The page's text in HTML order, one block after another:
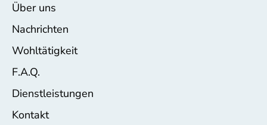
Über uns
Nachrichten
Wohltätigkeit
F.A.Q.
Dienstleistungen
Kontakt